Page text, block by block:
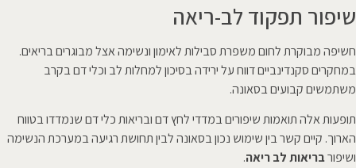
שיפור תפקוד לב-ריאה
חשיפה מבוקרת לחום משפרת סבילות לאימון ונשימה אצל מבוגרים בריאים.
במחקרים סקנדינביים דווח על ירידה בסיכון למחלות לב וכלי דם בקרב
משתמשים קבועים בסאונה.
תופעות אלה תואמות שיפורים במדדי לחץ דם ובריאות כלי דם שנמדדו בטווח
הארוך. קיים קשר בין שימוש נכון בסאונה לבין תחושת רגיעה במערכת הנשימה
ושיפורבריאות לב ריאה.